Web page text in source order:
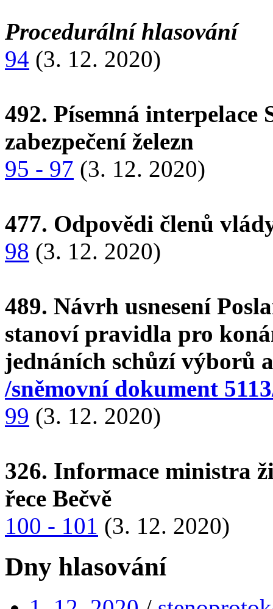
Procedurální hlasování
94 (3. 12. 2020)
492. Písemná
zabezpečení železn
95 - 97 (3. 12. 2020)
477. Odpovědi členů
98 (3. 12. 2020)
489. Návrh usnesení
stanoví pravidla pro
jednáních schůzí výborů
/sněmovní dokument
99 (3. 12. 2020)
326. Informace ministra
řece Bečvě
100 - 101 (3. 12. 2020)
Dny hlasování